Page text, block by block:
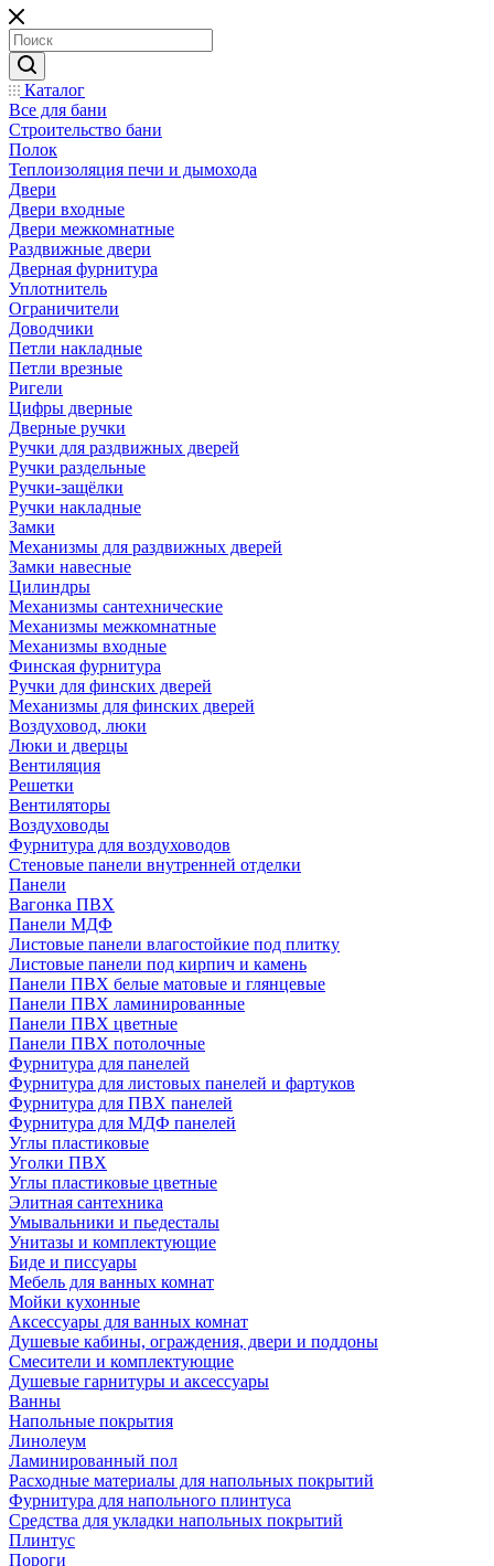
Каталог
Все для бани
Строительство бани
Полок
Теплоизоляция печи и дымохода
Двери
Двери входные
Двери межкомнатные
Раздвижные двери
Дверная фурнитура
Уплотнитель
Ограничители
Доводчики
Петли накладные
Петли врезные
Ригели
Цифры дверные
Дверные ручки
Ручки для раздвижных дверей
Ручки раздельные
Ручки-защёлки
Ручки накладные
Замки
Механизмы для раздвижных дверей
Замки навесные
Цилиндры
Механизмы сантехнические
Механизмы межкомнатные
Механизмы входные
Финская фурнитура
Ручки для финских дверей
Механизмы для финских дверей
Воздуховод, люки
Люки и дверцы
Вентиляция
Решетки
Вентиляторы
Воздуховоды
Фурнитура для воздуховодов
Стеновые панели внутренней отделки
Панели
Вагонка ПВХ
Панели МДФ
Листовые панели влагостойкие под плитку
Листовые панели под кирпич и камень
Панели ПВХ белые матовые и глянцевые
Панели ПВХ ламинированные
Панели ПВХ цветные
Панели ПВХ потолочные
Фурнитура для панелей
Фурнитура для листовых панелей и фартуков
Фурнитура для ПВХ панелей
Фурнитура для МДФ панелей
Углы пластиковые
Уголки ПВХ
Углы пластиковые цветные
Элитная сантехника
Умывальники и пьедесталы
Унитазы и комплектующие
Биде и писсуары
Мебель для ванных комнат
Мойки кухонные
Аксессуары для ванных комнат
Душевые кабины, ограждения, двери и поддоны
Смесители и комплектующие
Душевые гарнитуры и аксессуары
Ванны
Напольные покрытия
Линолеум
Ламинированный пол
Расходные материалы для напольных покрытий
Фурнитура для напольного плинтуса
Средства для укладки напольных покрытий
Плинтус
Пороги